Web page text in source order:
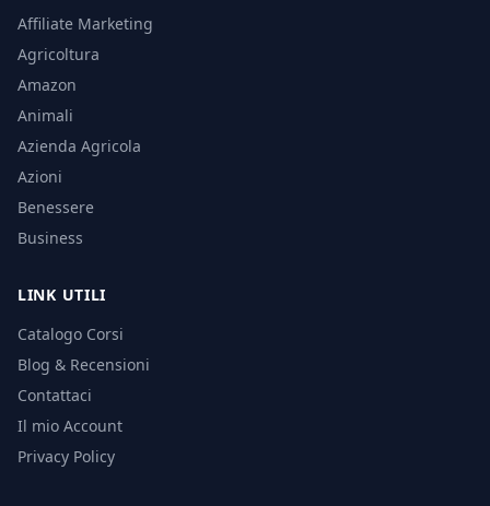
Affiliate Marketing
Agricoltura
Amazon
Animali
Azienda Agricola
Azioni
Benessere
Business
LINK UTILI
Catalogo Corsi
Blog & Recensioni
Contattaci
Il mio Account
Privacy Policy